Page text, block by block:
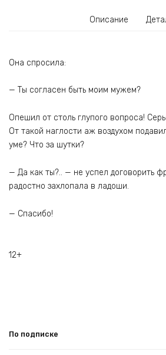
Описание
Она спросила:
— Ты согласен быть моим мужем?
Опешил от столь глупого вопроса!
От такой наглости аж воздухом
уме? Что за шутки?
— Да как ты?.. — не успел договорить
радостно захлопала в ладоши.
— Спасибо!
12+
По подписке